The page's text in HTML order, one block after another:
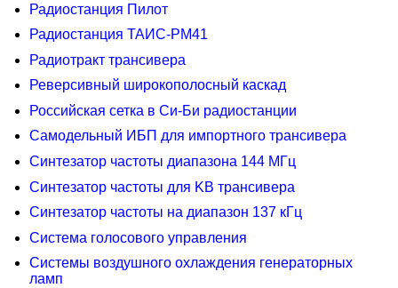
Радиостанция Пилот
Радиостанция ТАИС-РМ41
Радиотракт трансивера
Реверсивный широкополосный каскад
Российская сетка в Си-Би радиостанции
Самодельный ИБП для импортного трансивера
Синтезатор частоты диапазона 144 МГц
Синтезатор частоты для KB трансивера
Синтезатор частоты на диапазон 137 кГц
Система голосового управления
Системы воздушного охлаждения генераторных
ламп